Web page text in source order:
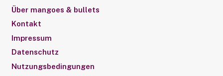
Über mangoes & bullets
Kontakt
Impressum
Datenschutz
Nutzungsbedingungen